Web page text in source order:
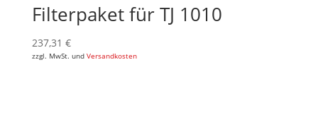
Filterpaket für TJ 1010
237,31 €
zzgl. MwSt. und Versandkosten